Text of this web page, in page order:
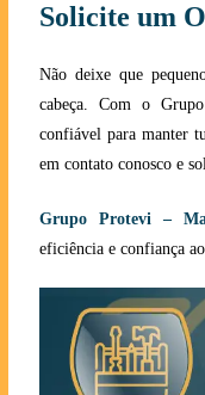
Solicite um
Não deixe que
cabeça. Com o
confiável para manter
em contato conosco e
Grupo Protevi –
eficiência e confiança